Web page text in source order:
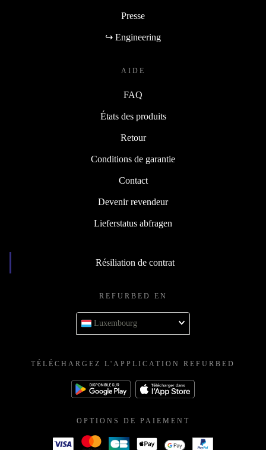
Presse
↪ Engineering
AIDE
FAQ
États des produits
Retour
Conditions de garantie
Contact
Devenir revendeur
Lieferstatus abfragen
Résiliation de contrat
REFURBED EN
Luxembourg
TÉLÉCHARGEZ L'APPLICATION REFURBED
OPTIONS DE PAIEMENT